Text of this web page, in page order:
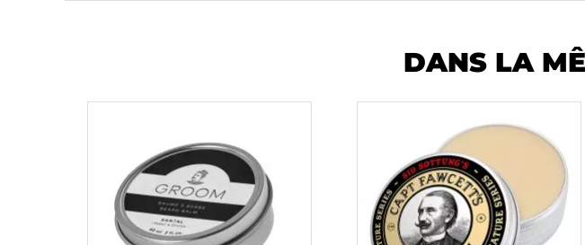
DANS LA